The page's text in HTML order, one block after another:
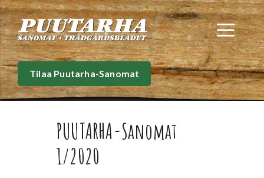
Siirry
sisältöön
Tilaa Puutarha-Sanomat
PUUTARHA-Sanomat
1/2020